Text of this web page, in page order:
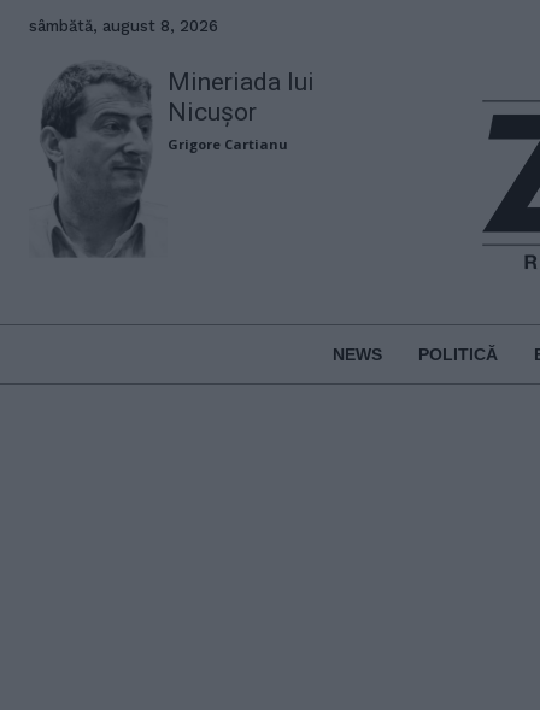
sâmbătă, august 8, 2026
Mineriada lui
Nicușor
Grigore Cartianu
NEWS POLITICĂ